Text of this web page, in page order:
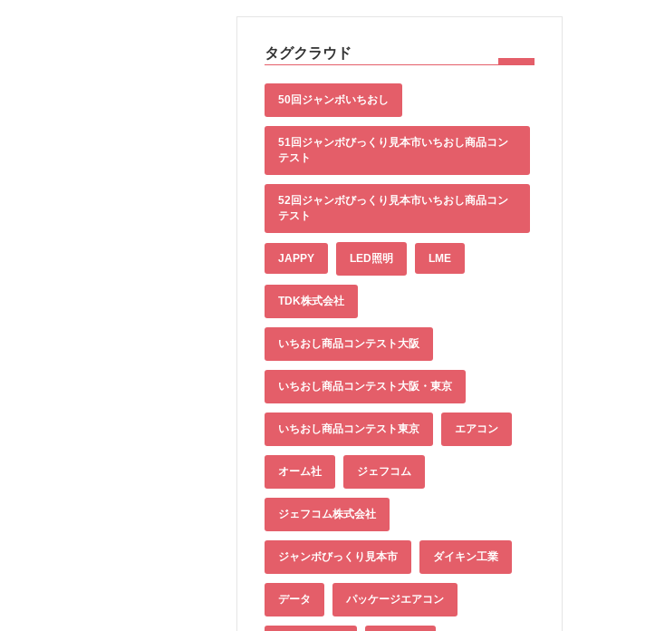
タグクラウド
50回ジャンボいちおし
51回ジャンボびっくり見本市いちおし商品コン
テスト
52回ジャンボびっくり見本市いちおし商品コン
テスト
JAPPY LED照明 LME
TDK株式会社
いちおし商品コンテスト大阪
いちおし商品コンテスト大阪・東京
いちおし商品コンテスト東京 エアコン
オーム社 ジェフコム
ジェフコム株式会社
ジャンボびっくり見本市 ダイキン工業
データ パッケージエアコン